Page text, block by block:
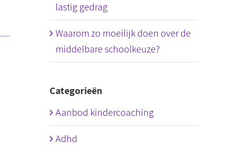
lastig gedrag
Waarom zo moeilijk doen over de
middelbare schoolkeuze?
Categorieën
Aanbod kindercoaching
Adhd